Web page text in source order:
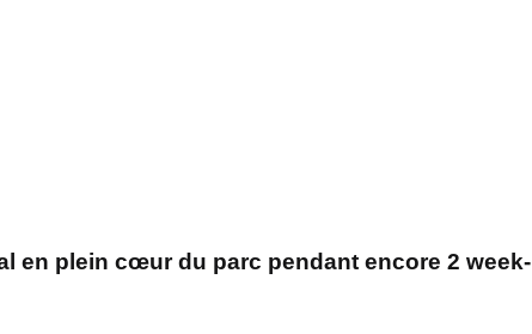
en plein cœur du parc pendant encore 2 week-